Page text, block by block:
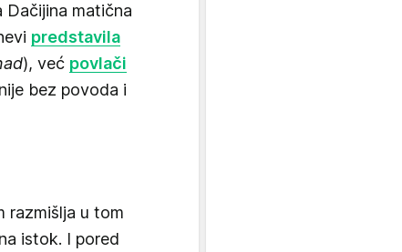
Dačijina matična
predstavila
), već povlači
bez povoda i
razmišlja u tom
istok. I pored